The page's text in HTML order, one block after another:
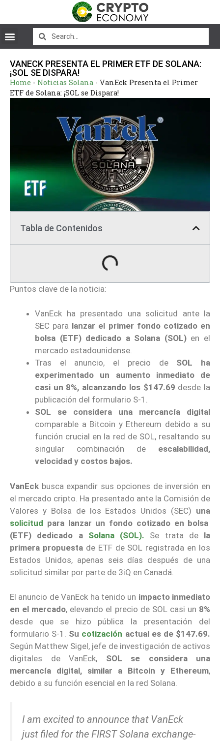
VANECK PRESENTA EL PRIMER ETF DE SOLANA:
¡SOL SE DISPARA!
Home - Noticias Solana - VanEck Presenta el Primer
ETF de Solana: ¡SOL se Dispara!
Tabla de Contenidos
Puntos clave de la noticia:
VanEck ha presentado una solicitud ante la
SEC para lanzar el primer fondo cotizado en
bolsa (ETF) dedicado a Solana (SOL)en el
mercado estadounidense.
Tras el anuncio, el precio deSOL ha
experimentado un aumento inmediato de
casi un 8%, alcanzando los $147.69 desde la
publicación del formulario S-1.
SOL se considera una mercancía digital
comparable a Bitcoin y Ethereum debido a su
función crucial en la red de SOL, resaltando su
singular combinación de escalabilidad,
velocidad y costos bajos.
VanEck busca expandir sus opciones de inversión en
el mercado cripto. Ha presentado ante la Comisión de
Valores y Bolsa de los Estados Unidos (SEC) una
solicitud para lanzar un fondo cotizado en bolsa
(ETF) dedicado a
Solana (SOL). Se trata dela
primera propuestade ETF de SOL registrada en los
Estados Unidos, apenas seis días después de una
solicitud similar por parte de 3iQ en Canadá.
El anuncio de VanEck ha tenido un impacto inmediato
en el mercado, elevando el precio de SOL casi un 8%
desde que se hizo pública la presentación del
formulario S-1. Su cotización actual es de $147.69.
Según Matthew Sigel, jefe de investigación de activos
digitales de VanEck, SOL se considera una
mercancía digital, similar a Bitcoin y Ethereum,
debido a su función esencial en la red Solana.
I am excited to announce that VanEck
just filed for the FIRST Solana exchange-